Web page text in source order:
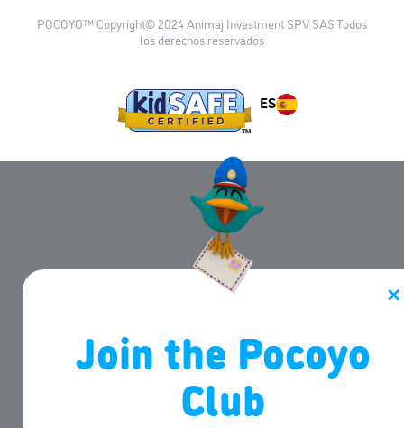
POCOYO™ Copyright© 2024 Animaj Investment SPV SAS Todos
los derechos reservados
ES
✕
Join the Pocoyo
Club